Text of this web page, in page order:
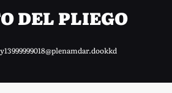
DEL PLIEGO